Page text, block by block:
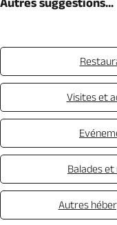
Autres suggestions...
Visites et
Balades et
Autres